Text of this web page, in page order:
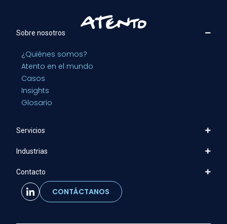
Sobre nosotros
¿Quiénes somos?
Atento en el mundo
Casos
Insights
Glosario
Servicios
Industrias
Contacto
CONTÁCTANOS